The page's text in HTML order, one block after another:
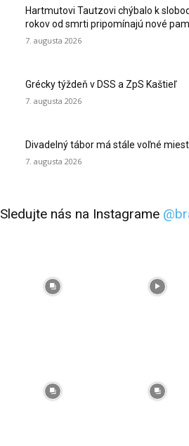
Hartmutovi Tautzovi chýbalo k
rokov od smrti pripomínajú nové
7. augusta 2026
Grécky týždeň v DSS a ZpS Kaštieľ
7. augusta 2026
Divadelný tábor má stále voľné
7. augusta 2026
Sledujte nás na Instagrame